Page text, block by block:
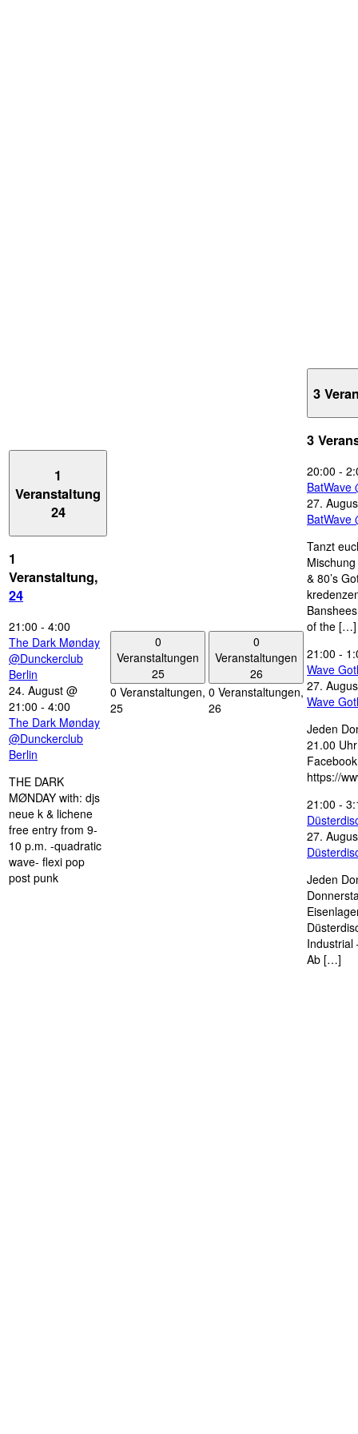
1
Veranstaltung
24
1
Veranstaltung,
24
21:00 - 4:00
The Dark Mønday
@Dunckerclub
Berlin
24. August @
21:00 - 4:00
The Dark Mønday
@Dunckerclub
Berlin
THE DARK
MØNDAY with: djs
neue k & lichene
free entry from 9-
10 p.m. -quadratic
wave- flexi pop
post punk
0
Veranstaltungen
25
0 Veranstaltungen,
25
0
Veranstaltungen
26
0 Veranstaltungen,
26
3
3
20:00 -
BatWave
27.
BatWave
Tanzt
& 80’s
of the […]
21:00 -
Wave
27.
Wave
Jeden
21.00
https://
21:00 -
27.
Jeden
Industrial
Ab […]